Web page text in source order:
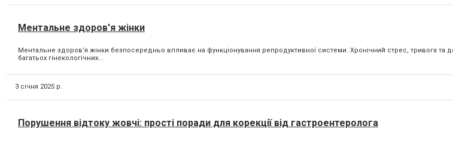
Ментальне здоров'я жінки
Ментальне здоров’я жінки безпосередньо впливає на функціонування репродуктивної системи. Хронічний стрес, тривога та
багатьох гінекологічних...
3 січня 2025 р.
Порушення відтоку жовчі: прості поради для корекції від гастроентеролога